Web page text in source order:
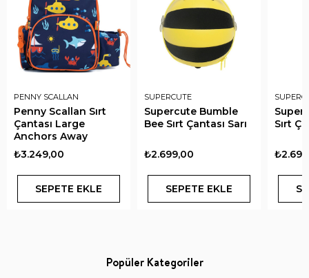
PENNY SCALLAN
Penny Scallan Sırt
Çantası Large
Anchors Away
₺3.249,00
SEPETE EKLE
SUPERCUTE
Supercute Bumble
Bee Sırt Çantası Sarı
₺2.699,00
SEPETE EKLE
Sırt
Popüler Kategoriler